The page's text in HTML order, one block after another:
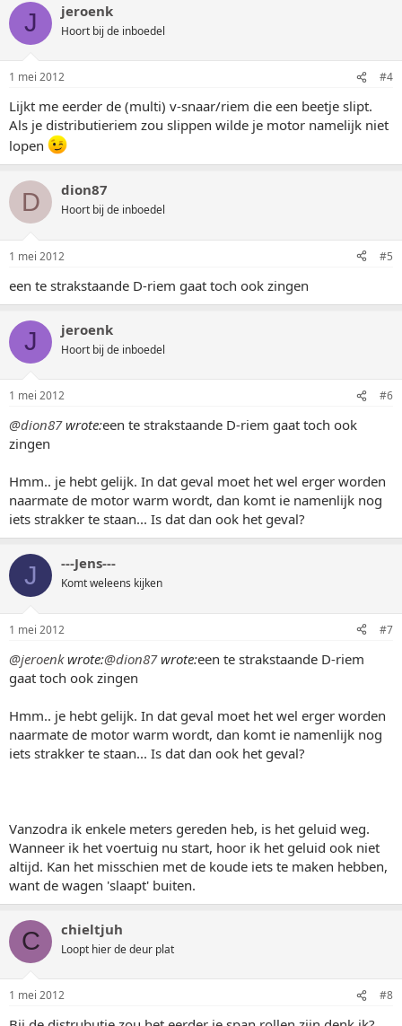
J jeroenk
Hoort bij de inboedel
1 mei 2012 #4
Lijkt me eerder de (multi) v-snaar/riem die een beetje slipt.
Als je distributieriem zou slippen wilde je motor namelijk niet
lopen
D dion87
Hoort bij de inboedel
1 mei 2012 #5
een te strakstaande D-riem gaat toch ook zingen
J jeroenk
Hoort bij de inboedel
1 mei 2012 #6
@dion87wrote:een te strakstaande D-riem gaat toch ook
zingen
Hmm.. je hebt gelijk. In dat geval moet het wel erger worden
naarmate de motor warm wordt, dan komt ie namenlijk nog
iets strakker te staan... Is dat dan ook het geval?
J ---Jens---
Komt weleens kijken
1 mei 2012 #7
@jeroenkwrote:@dion87wrote:een te strakstaande D-riem
gaat toch ook zingen
Hmm.. je hebt gelijk. In dat geval moet het wel erger worden
naarmate de motor warm wordt, dan komt ie namenlijk nog
iets strakker te staan... Is dat dan ook het geval?
Vanzodra ik enkele meters gereden heb, is het geluid weg.
Wanneer ik het voertuig nu start, hoor ik het geluid ook niet
altijd. Kan het misschien met de koude iets te maken hebben,
want de wagen 'slaapt' buiten.
C chieltjuh
Loopt hier de deur plat
1 mei 2012 #8